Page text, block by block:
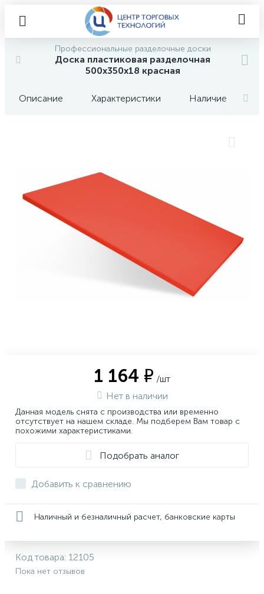
Профессиональные разделочные доски
Доска пластиковая разделочная
500х350х18 красная
Описание Характеристики Наличие
1 164 ₽ /шт
Нет в наличии
Данная модель снята с производства или временно
отсутствует на нашем складе. Мы подберем Вам товар с
похожими характеристиками.
Подобрать аналог
Добавить к сравнению
Наличный и безналичный расчет, банковские карты
Код товара: 12105
Пока нет отзывов